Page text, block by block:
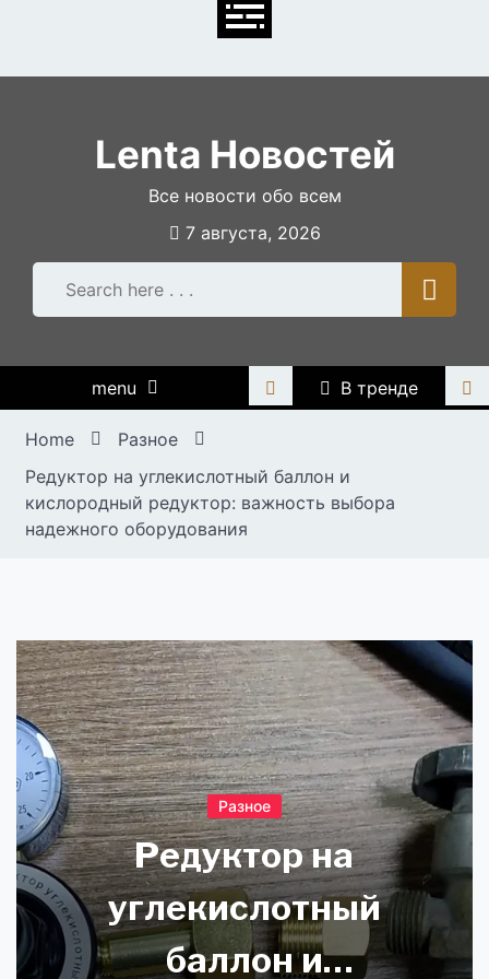
Lenta Новостей
Все новости обо всем
7 августа, 2026
menu В тренде
Home
Разное
Редуктор на углекислотный баллон и
кислородный редуктор: важность выбора
надежного оборудования
Разное
Редуктор на
углекислотный
баллон и